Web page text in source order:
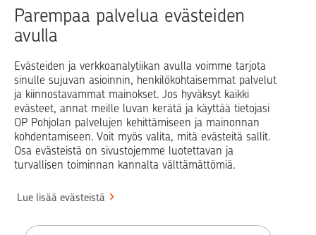
Parempaa palvelua evästeiden
avulla
Evästeiden ja verkkoanalytiikan avulla voimme tarjota
sinulle sujuvan asioinnin, henkilökohtaisemmat palvelut
ja kiinnostavammat mainokset. Jos hyväksyt kaikki
evästeet, annat meille luvan kerätä ja käyttää tietojasi
OP Pohjolan palvelujen kehittämiseen ja mainonnan
kohdentamiseen. Voit myös valita, mitä evästeitä sallit.
Osa evästeistä on sivustojemme luotettavan ja
turvallisen toiminnan kannalta välttämättömiä.
Lue lisää evästeistä
Raha Elämä
Yrityselämä
Blogit ja puheenvuorot
Op.fi OP Koti Pohjola Vahinkoapu
Facebook
X LinkedInInstagram
Käyttöehdot